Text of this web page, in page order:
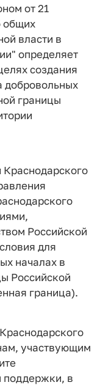
от 21
общих
власти в
определяет
создания
добровольных
границы
Краснодарского
Российской
для
началах в
Российской
граница).
участвующим
поддержки, в